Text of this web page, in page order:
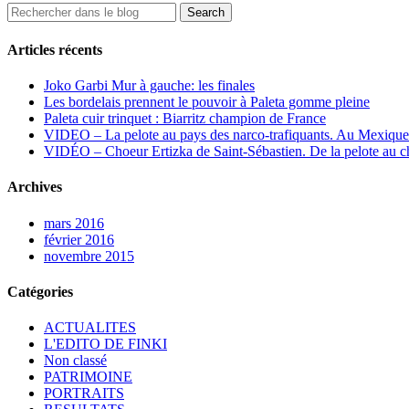
Articles récents
Joko Garbi Mur à gauche: les finales
Les bordelais prennent le pouvoir à Paleta gomme pleine
Paleta cuir trinquet : Biarritz champion de France
VIDEO – La pelote au pays des narco-trafiquants. Au
VIDÉO – Choeur Ertizka de Saint-Sébastien. De la pelote au
Archives
mars 2016
février 2016
novembre 2015
Catégories
ACTUALITES
L'EDITO DE FINKI
Non classé
PATRIMOINE
PORTRAITS